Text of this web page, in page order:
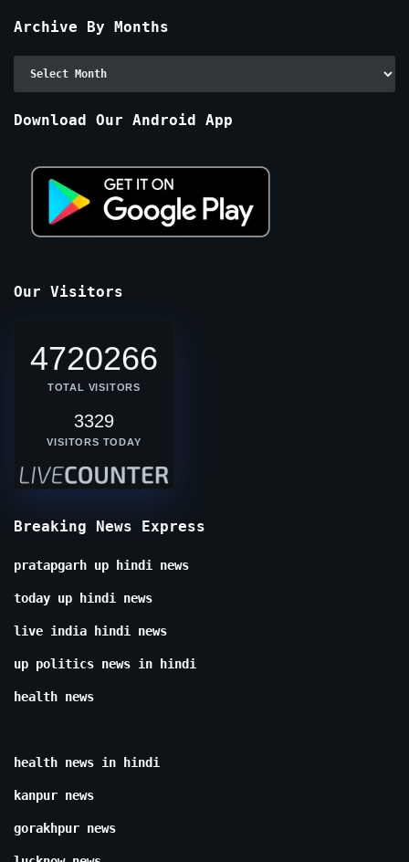
Archive By Months
Download Our Android App
Our Visitors
4720266
TOTAL VISITORS
3329
VISITORS TODAY
Breaking News Express
pratapgarh up hindi news
today up hindi news
live india hindi news
up politics news in hindi
health news
health news in hindi
kanpur news
gorakhpur news